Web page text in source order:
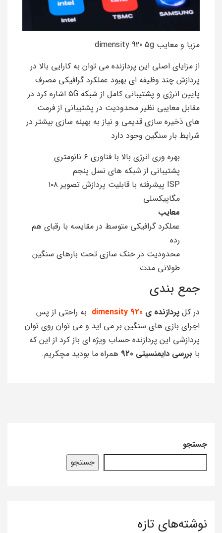
مزیا و معایب dimensity 920 5g
از مزایای اصلی این پردازنده می توان به کارایی بالا در
پردازش چند وظیفه ای بهبود عملکرد گرافیکی مصرف
پایین انرژی و پشتیبانی کامل از شبکه 5G اشاره کرد در
مقابل معایبی نظیر محدودیت در پشتیبانی از فرمت
های ذخیره سازی قدیمی و نیاز به بهینه سازی بیشتر در
شرایط بار سنگین وجود دارد
بهره وری انرژی بالا با فناوری ۶ نانومتری
پشتیبانی از شبکه های نسل پنجم
ISP پیشرفته با قابلیت پردازش تصویر ۱۰۸
مگاپیکسلی
معایب
عملکرد گرافیکی متوسط در مقایسه با رقبای هم
رده
محدودیت در خنک سازی تحت بارهای سنگین
طولانی مدت
جمع بندی
در کل پردازنده ی
به راحتی از پس
اجرای بازی های سنگین بر می اید و می توان روی توان
پردازشی این پردازنده حساب ویژه ای باز کرد از این که
با بررسی دایمنسیتی 920 همراه ما بودید مچکریم.
جستجو
جستجو
نوشته‌های تازه